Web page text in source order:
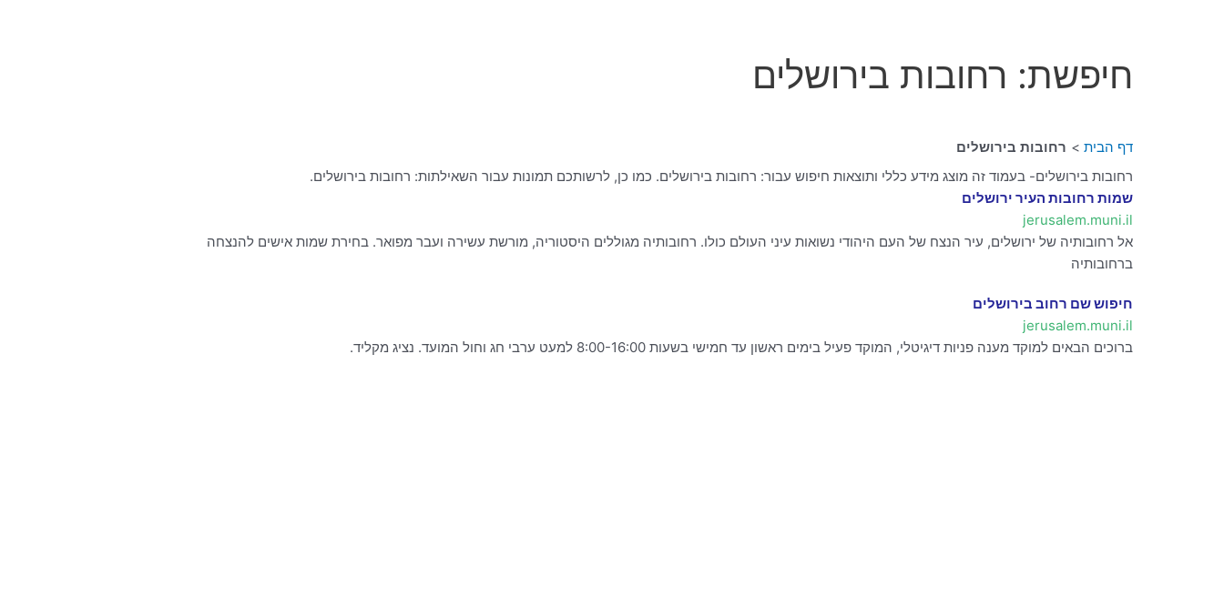
חיפשת: רחובות בירושלים
דף הבית
רחובות בירושלים
רחובות בירושלים- בעמוד זה מוצג מידע כללי ותוצאות חיפוש עבור: רחובות בירושלים. כמו כן, לרשותכם תמונות עבור השאילתות: רחובות בירושלים.
שמות רחובות העיר ירושלים
jerusalem.muni.il
אל רחובותיה של ירושלים, עיר הנצח של העם היהודי נשואות עיני העולם כולו. רחובותיה מגוללים היסטוריה, מורשת עשירה ועבר מפואר. בחירת שמות אישים להנצחה
ברחובותיה
חיפוש שם רחוב בירושלים
jerusalem.muni.il
ברוכים הבאים למוקד מענה פניות דיגיטלי, המוקד פעיל בימים ראשון עד חמישי בשעות 8:00-16:00 למעט ערבי חג וחול המועד. נציג מקליד.